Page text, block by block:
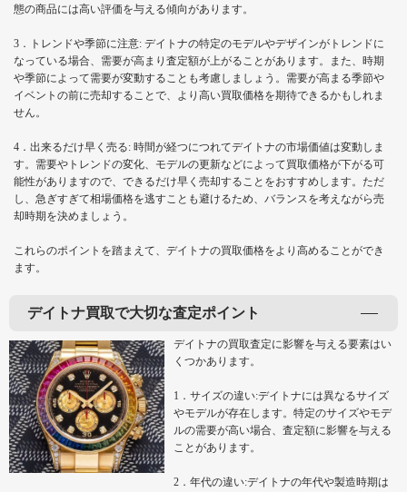
態の商品には高い評価を与える傾向があります。
3．トレンドや季節に注意: デイトナの特定のモデルやデザインがトレンドに
なっている場合、需要が高まり査定額が上がることがあります。また、時期
や季節によって需要が変動することも考慮しましょう。需要が高まる季節や
イベントの前に売却することで、より高い買取価格を期待できるかもしれま
せん。
4．出来るだけ早く売る: 時間が経つにつれてデイトナの市場価値は変動しま
す。需要やトレンドの変化、モデルの更新などによって買取価格が下がる可
能性がありますので、できるだけ早く売却することをおすすめします。ただ
し、急ぎすぎて相場価格を逃すことも避けるため、バランスを考えながら売
却時期を決めましょう。
これらのポイントを踏まえて、デイトナの買取価格をより高めることができ
ます。
デイトナ買取で大切な査定ポイント
デイトナの買取査定に影響を与える要素はい
くつかあります。
1．サイズの違い:デイトナには異なるサイズ
やモデルが存在します。特定のサイズやモデ
ルの需要が高い場合、査定額に影響を与える
ことがあります。
2．年代の違い:デイトナの年代や製造時期は